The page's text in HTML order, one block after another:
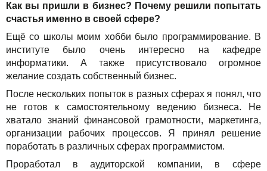
TuchaSync
Техподдержка
Инструкции
FAQ
Интервью
Авторская колонка
События
Как вы пришли в бизнес? Почему решили попытать
счастья именно в своей сфере?
Ещё со школы моим хобби было программирование. В
институте было очень интересно на кафедре
информатики. А также присутствовало огромное
желание создать собственный бизнес.
После нескольких попыток в разных сферах я понял, что
не готов к самостоятельному ведению бизнеса. Не
хватало знаний финансовой грамотности, маркетинга,
организации рабочих процессов. Я принял решение
поработать в различных сферах программистом.
Проработал в аудиторской компании, в сфере